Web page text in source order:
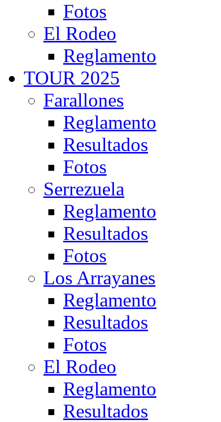
Fotos
El Rodeo
Reglamento
TOUR 2025
Farallones
Reglamento
Resultados
Fotos
Serrezuela
Reglamento
Resultados
Fotos
Los Arrayanes
Reglamento
Resultados
Fotos
El Rodeo
Reglamento
Resultados